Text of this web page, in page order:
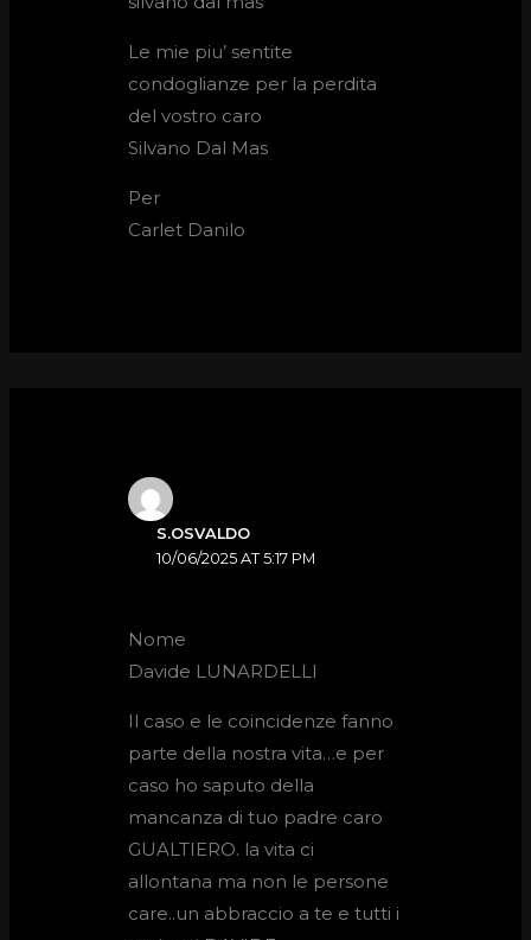
Le mie piu’ sentite
condoglianze per la perdita
del vostro caro
Silvano Dal Mas
Per
Carlet Danilo
S.OSVALDO
10/06/2025 AT 5:17 PM
Nome
Davide LUNARDELLI
Il caso e le coincidenze fanno
parte della nostra vita…e per
caso ho saputo della
mancanza di tuo padre caro
GUALTIERO. la vita ci
allontana ma non le persone
care..un abbraccio a te e tutti i